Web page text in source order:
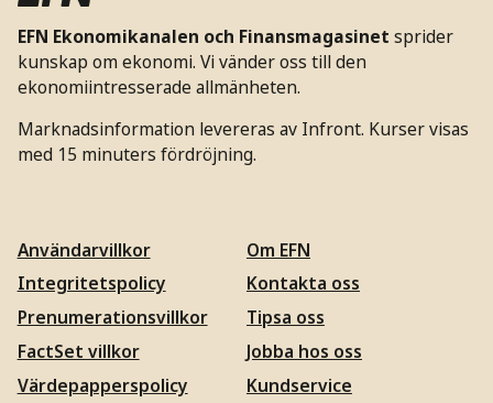
EFN Ekonomikanalen och Finansmagasinet sprider
kunskap om ekonomi. Vi vänder oss till den
ekonomiintresserade allmänheten.
Marknadsinformation levereras av Infront. Kurser visas
med 15 minuters fördröjning.
Användarvillkor
Integritetspolicy
Prenumerationsvillkor
FactSet villkor
Värdepapperspolicy
Om EFN
Kontakta oss
Tipsa oss
Jobba hos oss
Kundservice